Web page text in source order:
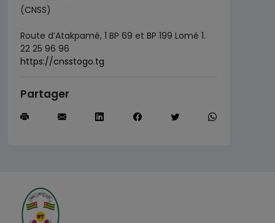
(CNSS)
Route d’Atakpamé, 1 BP 69 et BP 199 Lomé 1.
22 25 96 96
https://cnsstogo.tg
Partager